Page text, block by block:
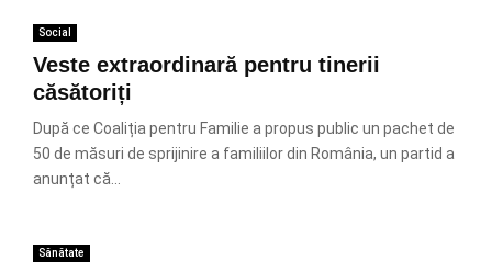
Social
Veste extraordinară pentru tinerii
căsătoriți
După ce Coaliția pentru Familie a propus public un pachet de
50 de măsuri de sprijinire a familiilor din România, un partid a
anunțat că...
Sănătate